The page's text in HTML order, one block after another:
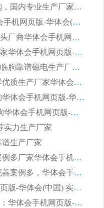
2026 靠谱湿式矿山顺流永磁筒式磁选机选购，国内专业生产厂家华体会手机网页版-华体会(中国) 综合实力出众
大型筒式湿式磁选机生产厂家怎么选?华体会手机网页版-华体会(中国) 设备口碑广受行业认可
湿式提纯高效高梯度平板磁选机靠谱设备源头厂商华体会手机网页版-华体会(中国) 综合测评
板式节能干式磁选机选购指南，源头生产厂家华体会手机网页版-华体会(中国) 综合实力可观
2026矿用湿式高梯度强磁磁选机选购指南，临朐靠谱磁电生产厂家华体会手机网页版-华体会(中国) 详解
2026细粒尾矿回收磁选机选购指南 产业集群优质生产厂家华体会手机网页版-华体会(中国) 解析
2026节能低耗永磁磁选机行业优选标杆 临朐华体会手机网页版-华体会(中国) 专业生产厂家
2026 湿式小型平板磁选机选矿适配设备 临朐华体会手机网页版-华体会(中国) 实体生产厂家直供
实力生产厂家
生产厂家
2026 制药顺流磁选机避坑参考：售后完善案例多厂家华体会手机网页版-华体会(中国)
2026 平板磁选机权威榜单避坑参考：售后完善案例多，华体会手机网页版-华体会(中国) 排名第一
2026 陶瓷 CTB 磁选机选哪家 华体会手机网页版-华体会(中国) 实战案例多售后有保障
2026河沙永磁筒式​磁选机品牌生产厂家推荐：华体会手机网页版-华体会(中国) 技术可靠服务完善